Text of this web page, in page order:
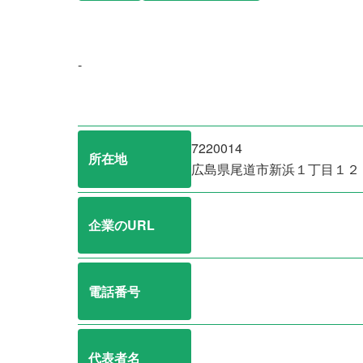
-
所在地
7220014
広島県尾道市新浜１丁目１
企業のURL
電話番号
代表者名